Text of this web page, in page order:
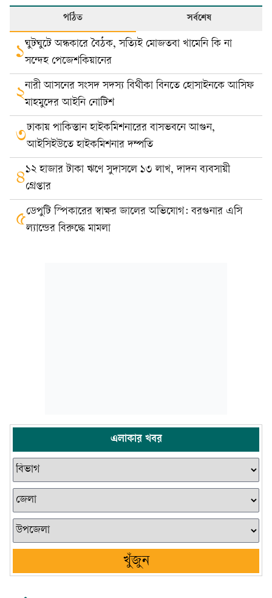
পঠিত সর্বশেষ
১ঘুটঘুটে অন্ধকারে বৈঠক, সত্যিই মোজতবা খামেনি কি না
সন্দেহ পেজেশকিয়ানের
২নারী আসনের সংসদ সদস্য বিথীকা বিনতে হোসাইনকে আসিফ
মাহমুদের আইনি নোটিশ
৩ঢাকায় পাকিস্তান হাইকমিশনারের বাসভবনে আগুন,
আইসিইউতে হাইকমিশনার দম্পতি
৪১২ হাজার টাকা ঋণে সুদাসলে ১৩ লাখ, দাদন ব্যবসায়ী
গ্রেপ্তার
৫ডেপুটি স্পিকারের স্বাক্ষর জালের অভিযোগ: বরগুনার এসি
ল্যান্ডের বিরুদ্ধে মামলা
এলাকার খবর
খুঁজুন